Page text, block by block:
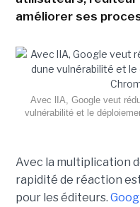
améliorer ses
Avec lIA, Google veut
vulnérabilité et le
Avec la multiplication
rapidité de réaction
pour les éditeurs.